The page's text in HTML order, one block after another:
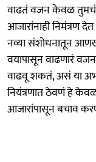
वाढतं वजन केवळ तुमचं
आजारांनाही निमंत्रण
नव्या संशोधनातून
वयापासून वाढणारं
वाढवू शकतं, असं या
नियंत्रणात ठेवणं हे
आजारांपासून बचाव